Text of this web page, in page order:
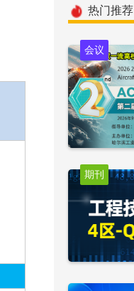
热门推荐
会议
期刊